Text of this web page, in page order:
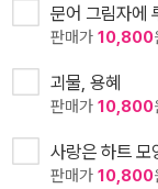
문어 그림자에
판매가 10,800
괴물, 용혜
판매가 10,800
사랑은 하트 모
판매가 10,800